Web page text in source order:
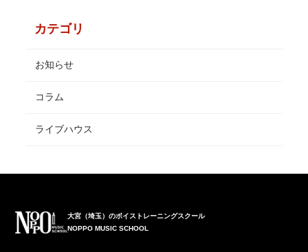
カテゴリ
お知らせ
コラム
ライブハウス
大宮（埼玉）のボイストレーニングスクール
NOPPO MUSIC SCHOOL